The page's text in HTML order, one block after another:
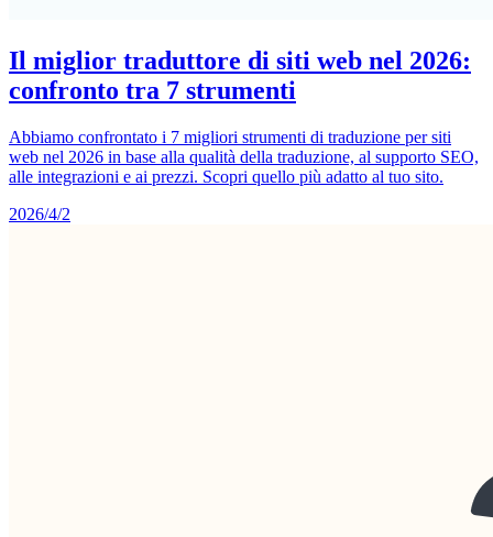
Il miglior traduttore di siti web nel 2026:
confronto tra 7 strumenti
Abbiamo confrontato i 7 migliori strumenti di traduzione per siti
web nel 2026 in base alla qualità della traduzione, al supporto SEO,
alle integrazioni e ai prezzi. Scopri quello più adatto al tuo sito.
2026/4/2